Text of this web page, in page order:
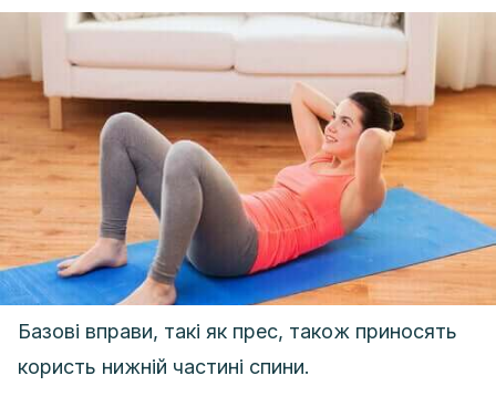
Базові вправи, такі як прес, також приносять
користь нижній частині спини.